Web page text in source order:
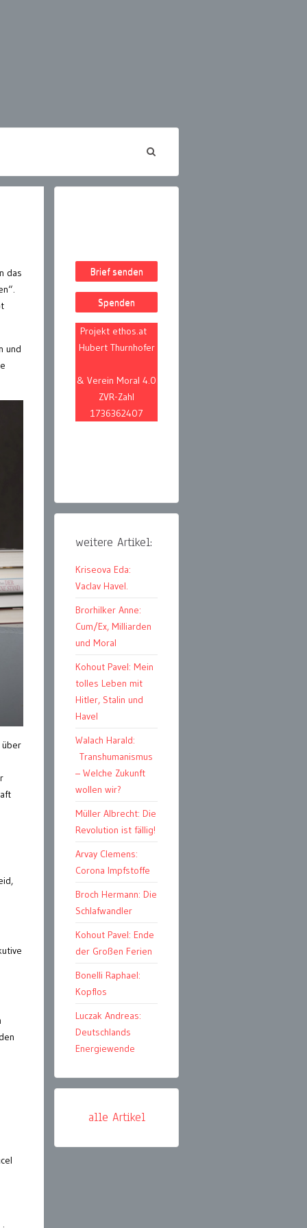
das
und
über
Brief senden
Spenden
Projekt ethos.at
Hubert Thurnhofer
& Verein Moral 4.0
ZVR-Zahl
1736362407
weitere Artikel:
Kriseova Eda:
Vaclav Havel.
Brorhilker Anne:
Cum/Ex, Milliarden
und Moral
Kohout Pavel: Mein
tolles Leben mit
Hitler, Stalin und
Havel
Walach Harald:
Transhumanismus
– Welche Zukunft
wollen wir?
Müller Albrecht: Die
Revolution ist fällig!
Arvay Clemens:
Corona Impfstoffe
Broch Hermann: Die
Schlafwandler
Kohout Pavel: Ende
der Großen Ferien
Bonelli Raphael:
Kopflos
Luczak Andreas:
Deutschlands
Energiewende
alle Artikel